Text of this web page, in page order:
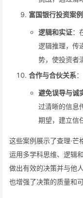
富国银行投资案例
逻辑和实证：
逻辑推理，传
势，使投资者
合作与合伙关系：
避免误导与诚
过清晰的信息
期望，建立信
这些案例展示了查理·芒
运用多学科思维、逻辑
做出有效的决策并与他
也增强了决策的质量和可